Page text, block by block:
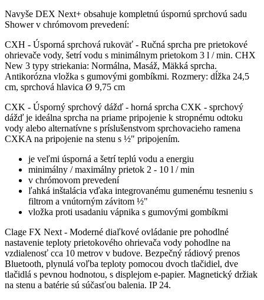
Navyše DEX Next+ obsahuje kompletnú úspornú sprchovú sadu
Shower v chrómovom prevedení:
CXH - Úsporná sprchová rukoväť - Ručná sprcha pre prietokové
ohrievače vody, šetrí vodu s minimálnym prietokom 3 l / min. CHX
New 3 typy striekania: Normálna, Masáž, Mäkká sprcha.
Antikorózna vložka s gumovými gombíkmi. Rozmery: dĺžka 24,5
cm, sprchová hlavica Ø 9,75 cm
CXK - Úsporný sprchový dážď - horná sprcha CXK - sprchový
dážď je ideálna sprcha na priame pripojenie k stropnému odtoku
vody alebo alternatívne s príslušenstvom sprchovacieho ramena
CXKA na pripojenie na stenu s ½" pripojením.
je veľmi úsporná a šetrí teplú vodu a energiu
minimálny / maximálny prietok 2 - 10 l / min
v chrómovom prevedení
ľahká inštalácia vďaka integrovanému gumenému tesneniu s
filtrom a vnútorným závitom ½"
vložka proti usadaniu vápnika s gumovými gombíkmi
Clage FX Next - Moderné diaľkové ovládanie pre pohodlné
nastavenie teploty prietokového ohrievača vody pohodlne na
vzdialenosť cca 10 metrov v budove. Bezpečný rádiový prenos
Bluetooth, plynulá voľba teploty pomocou dvoch tlačidiel, dve
tlačidlá s pevnou hodnotou, s displejom e-papier. Magnetický držiak
na stenu a batérie sú súčasťou balenia. IP 24.